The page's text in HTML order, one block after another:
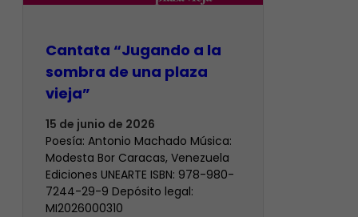
Cantata “Jugando a la
sombra de una plaza
vieja”
15 de junio de 2026
Poesía: Antonio Machado Música:
Modesta Bor Caracas, Venezuela
Ediciones UNEARTE ISBN: 978-980-
7244-29-9 Depósito legal:
MI2026000310